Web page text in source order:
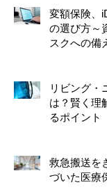
変額保険、
の選び方～
スクへの備
リビング・
は？賢く理
るポイント
救急搬送を
づいた医療